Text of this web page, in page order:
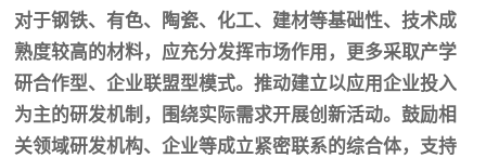
对于钢铁、有色、陶瓷、化工、建材等基础性、技术成
熟度较高的材料，应充分发挥市场作用，更多采取产学
研合作型、企业联盟型模式。推动建立以应用企业投入
为主的研发机制，围绕实际需求开展创新活动。鼓励相
关领域研发机构、企业等成立紧密联系的综合体，支持